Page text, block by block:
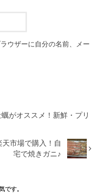
ウザーに自分の名前、メー
がオススメ！新鮮・プリ
天市場で購入！自
宅で焼きガニ♪
です。